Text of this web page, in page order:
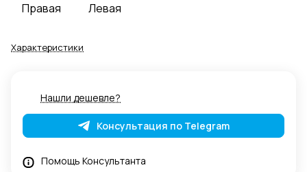
Правая Левая
Характеристики
Нашли дешевле?
Консультация по Telegram
Помощь Консультанта